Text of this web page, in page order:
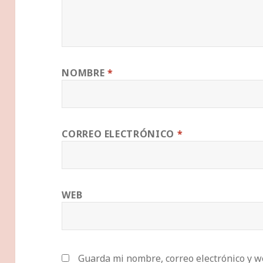
NOMBRE *
CORREO ELECTRÓNICO *
WEB
Guarda mi nombre, correo electrónico y